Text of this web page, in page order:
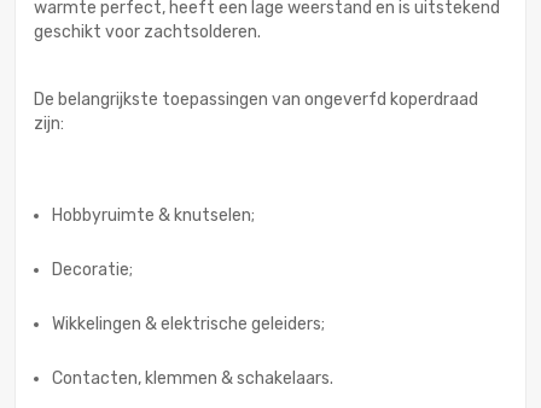
warmte perfect, heeft een lage weerstand en is uitstekend
geschikt voor zachtsolderen.
De belangrijkste toepassingen van ongeverfd koperdraad
zijn:
Hobbyruimte & knutselen;
Decoratie;
Wikkelingen & elektrische geleiders;
Contacten, klemmen & schakelaars.